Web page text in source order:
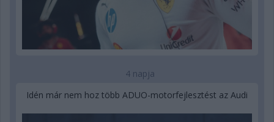
4 napja
Idén már nem hoz több ADUO-motorfejlesztést az Audi